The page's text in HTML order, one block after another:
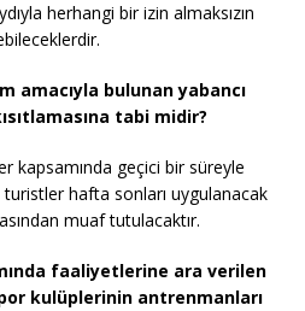
herhangi bir izin almaksızın
amacıyla bulunan yabancı
tabi midir?
kapsamında geçici bir süreyle
hafta sonları uygulanacak
muaf tutulacaktır.
faaliyetlerine ara verilen
kulüplerinin antrenmanları